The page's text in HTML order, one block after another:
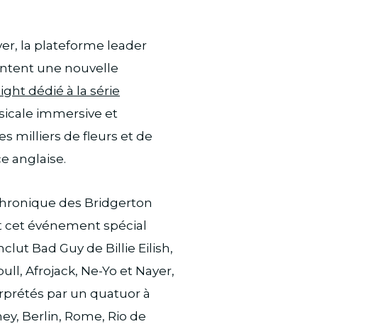
la plateforme leader
une nouvelle
dédié à la série
immersive et
milliers de fleurs et de
anglaise.
des Bridgerton
événement spécial
Bad Guy de Billie Eilish,
Afrojack, Ne-Yo et Nayer,
par un quatuor à
Berlin, Rome, Rio de